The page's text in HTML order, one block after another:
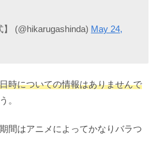
(@hikarugashinda) May 24,
時についての情報はありませんで
。
間はアニメによってかなりバラつ